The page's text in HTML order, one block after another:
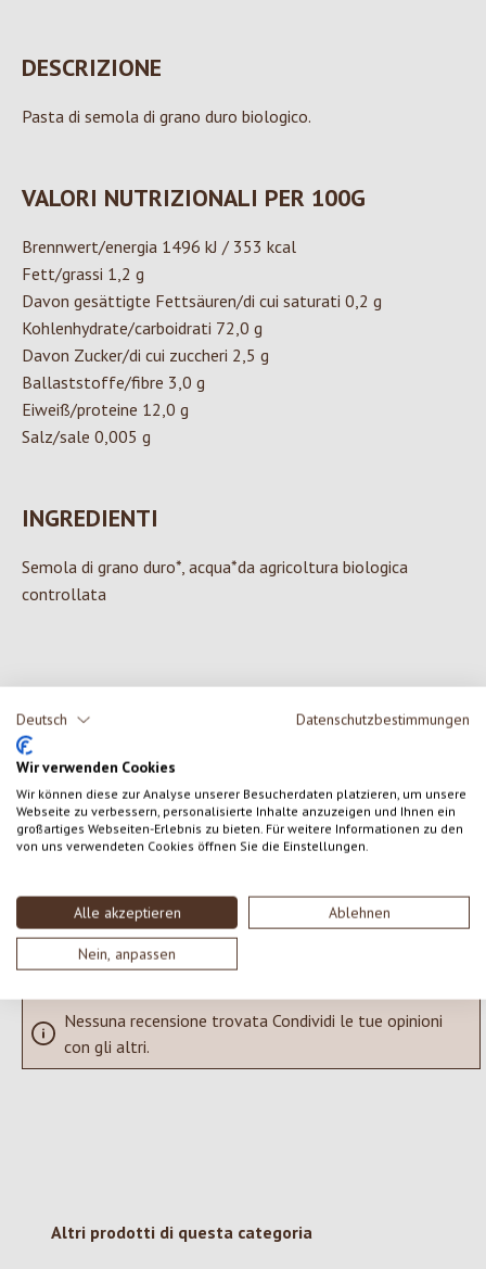
Deutsch Datenschutzbestimmungen
Wir verwenden Cookies
Wir können diese zur Analyse unserer Besucherdaten platzieren, um unsere
Webseite zu verbessern, personalisierte Inhalte anzuzeigen und Ihnen ein
großartiges Webseiten-Erlebnis zu bieten. Für weitere Informationen zu den
von uns verwendeten Cookies öffnen Sie die Einstellungen.
Alle akzeptieren Ablehnen
Nein, anpassen
DESCRIZIONE
Pasta di semola di grano duro biologico.
VALORI NUTRIZIONALI PER 100G
Brennwert/energia 1496 kJ / 353 kcal
Fett/grassi 1,2 g
Davon gesättigte Fettsäuren/di cui saturati 0,2 g
Kohlenhydrate/carboidrati 72,0 g
Davon Zucker/di cui zuccheri 2,5 g
Ballaststoffe/fibre 3,0 g
Eiweiß/proteine 12,0 g
Salz/sale 0,005 g
INGREDIENTI
Semola di grano duro*, acqua*da agricoltura biologica
controllata
Valutazione media di 0 su 5 stelle
Formula una valutazione!
Condividi le tue esperienze con il prodotto con altri clienti.
Visualizza le valutazioni solo nella lingua corrente.
Nessuna recensione trovata Condividi le tue opinioni
con gli altri.
Salta la galleria dei prodotti
Altri prodotti di questa categoria